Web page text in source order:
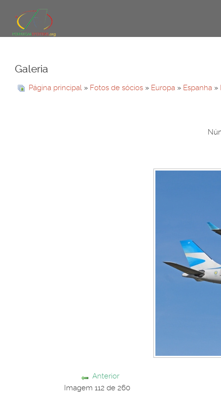
Galeria
Página principal » Fotos de sócios » Europa » Espanha »
Anterior
Imagem 112 de 260